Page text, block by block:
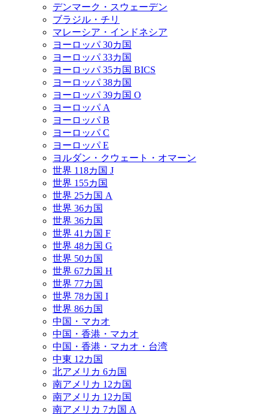
デンマーク・スウェーデン
ブラジル・チリ
マレーシア・インドネシア
ヨーロッパ 30カ国
ヨーロッパ 33カ国
ヨーロッパ 35カ国 BICS
ヨーロッパ 38カ国
ヨーロッパ 39カ国 O
ヨーロッパ A
ヨーロッパ B
ヨーロッパ C
ヨーロッパ E
ヨルダン・クウェート・オマーン
世界 118カ国 J
世界 155カ国
世界 25カ国 A
世界 36カ国
世界 36カ国
世界 41カ国 F
世界 48カ国 G
世界 50カ国
世界 67カ国 H
世界 77カ国
世界 78カ国 I
世界 86カ国
中国・マカオ
中国・香港・マカオ
中国・香港・マカオ・台湾
中東 12カ国
北アメリカ 6カ国
南アメリカ 12カ国
南アメリカ 12カ国
南アメリカ 7カ国 A